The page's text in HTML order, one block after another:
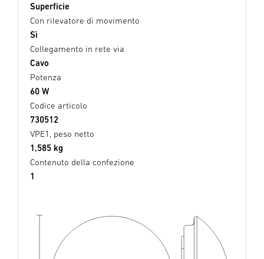
Superficie
Con rilevatore di movimento
Sì
Collegamento in rete via
Cavo
Potenza
60 W
Codice articolo
730512
VPE1, peso netto
1,585 kg
Contenuto della confezione
1